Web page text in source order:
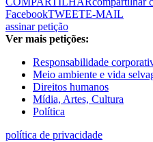
FacebookTWEETE-MAIL
assinar petição
Ver mais petições:
Responsabilidade
Meio ambiente e vida
Direitos humanos
Mídia, Artes, Cultura
Política
política de privacidade